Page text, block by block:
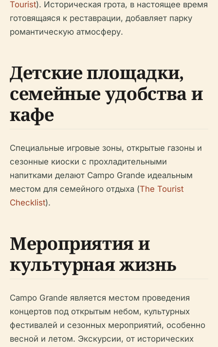
Tourist). Историческая грота, в настоящее время
готовящаяся к реставрации, добавляет парку
романтическую атмосферу.
Детские площадки,
семейные удобства и
кафе
Специальные игровые зоны, открытые газоны и
сезонные киоски с прохладительными
напитками делают Campo Grande идеальным
местом для семейного отдыха (The Tourist
Checklist).
Мероприятия и
культурная жизнь
Campo Grande является местом проведения
концертов под открытым небом, культурных
фестивалей и сезонных мероприятий, особенно
весной и летом. Экскурсии, от исторических